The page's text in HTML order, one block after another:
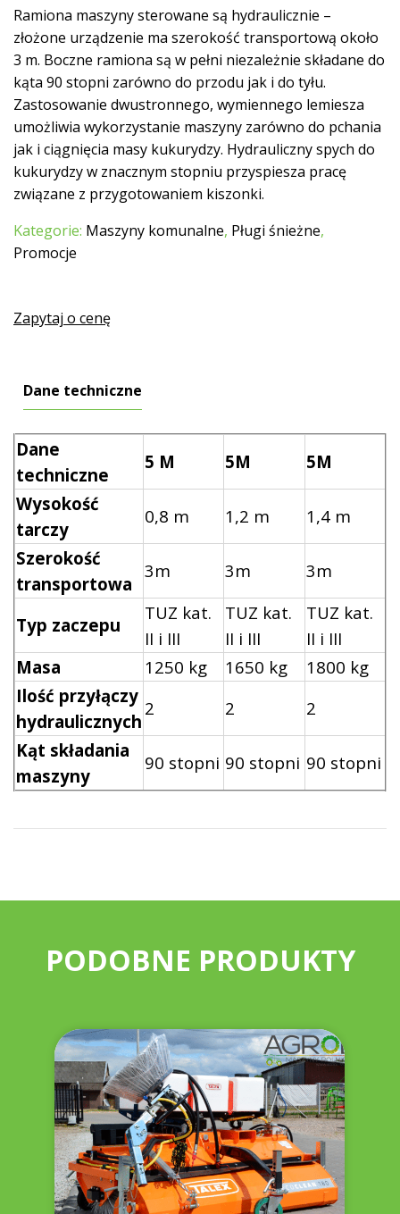
Ramiona maszyny sterowane są hydraulicznie –
złożone urządzenie ma szerokość transportową około
3 m. Boczne ramiona są w pełni niezależnie składane do
kąta 90 stopni zarówno do przodu jak i do tyłu.
Zastosowanie dwustronnego, wymiennego lemiesza
umożliwia wykorzystanie maszyny zarówno do pchania
jak i ciągnięcia masy kukurydzy. Hydrauliczny spych do
kukurydzy w znacznym stopniu przyspiesza pracę
związane z przygotowaniem kiszonki.
Kategorie: Maszyny komunalne, Pługi śnieżne,
Promocje
Zapytaj o cenę
Dane techniczne
Dane
techniczne
5 M 5M
5M
Wysokość
tarczy
0,8 m 1,2 m
1,4 m
Szerokość
transportowa
3m 3m 3m
Typ zaczepu
TUZ kat.
II i III
TUZ kat.
II i III
TUZ kat.
II i III
Masa
1250 kg 1650 kg
1800 kg
Ilość przyłączy
hydraulicznych
2 2
2
Kąt składania
maszyny
90 stopni 90 stopni 90 stopni
PODOBNE PRODUKTY